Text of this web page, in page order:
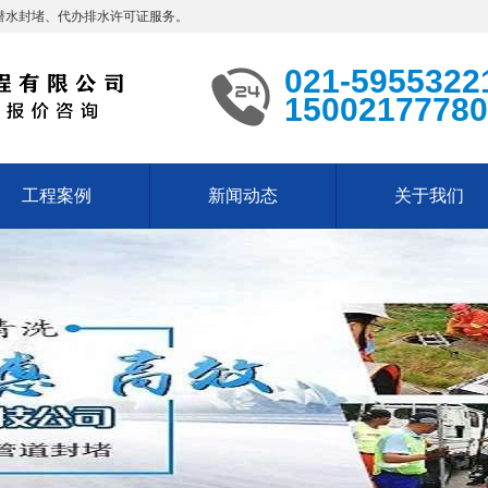
封堵、代办排水许可证服务。
021-
15002177780
工程案例 新闻动态 关于我们